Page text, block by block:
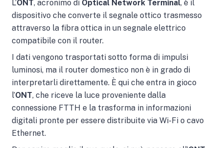
L’ONT, acronimo di Optical Network Terminal, è il
dispositivo che converte il segnale ottico trasmesso
attraverso la fibra ottica in un segnale elettrico
compatibile con il router.
I dati vengono trasportati sotto forma di impulsi
luminosi, ma il router domestico non è in grado di
interpretarli direttamente. È qui che entra in gioco
l’ONT, che riceve la luce proveniente dalla
connessione FTTH e la trasforma in informazioni
digitali pronte per essere distribuite via Wi-Fi o cavo
Ethernet.